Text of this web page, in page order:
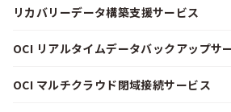
リカバリーデータ構築支援サービス
OCI リアルタイムデータバックアップサ
OCI マルチクラウド閉域接続サービス